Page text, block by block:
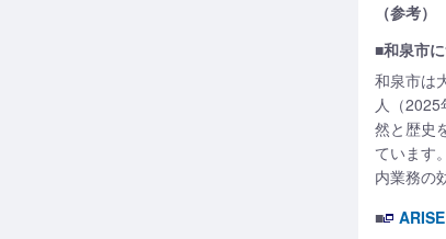
（参考）
■和泉市
和泉市は
人（
然と歴史
ています
内業務の
■